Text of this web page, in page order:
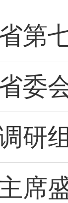
第
委
研
席